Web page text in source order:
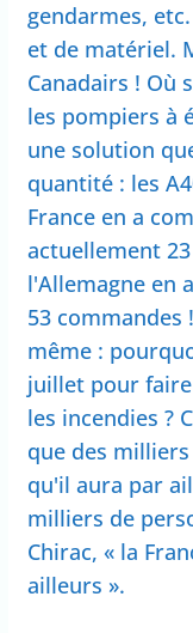
gendarmes,
et de matériel.
Canadairs ! Où
les pompiers à
une solution
quantité : les
France en a
actuellement
l'Allemagne en
53 commandes
même :
juillet pour
les incendies ?
que des
qu'il aura par
milliers de
Chirac, « la
ailleurs ».